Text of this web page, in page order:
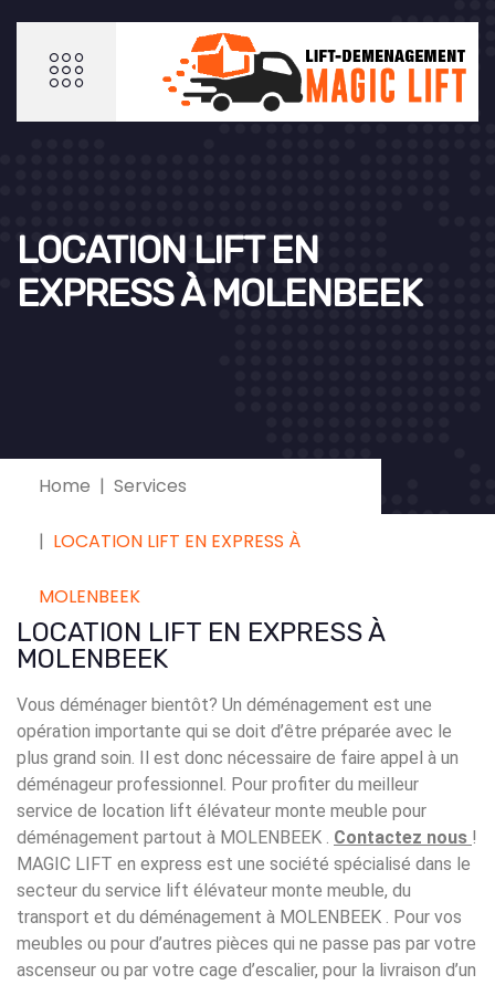
Home Services
LOCATION LIFT EN EXPRESS À
MOLENBEEK
LOCATION LIFT EN
EXPRESS À MOLENBEEK
LOCATION LIFT EN EXPRESS À
MOLENBEEK
Vous déménager bientôt? Un déménagement est une
opération importante qui se doit d’être préparée avec le
plus grand soin. Il est donc nécessaire de faire appel à un
déménageur professionnel. Pour profiter du meilleur
service de location lift élévateur monte meuble pour
déménagement partout à MOLENBEEK . Contactez nous !
MAGIC LIFT en express est une société spécialisé dans le
secteur du service lift élévateur monte meuble, du
transport et du déménagement à MOLENBEEK . Pour vos
meubles ou pour d’autres pièces qui ne passe pas par votre
ascenseur ou par votre cage d’escalier, pour la livraison d’un